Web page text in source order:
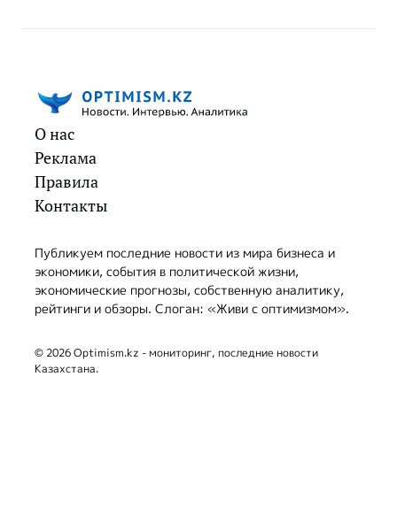
О нас
Реклама
Правила
Контакты
Публикуем последние новости из мира бизнеса и
экономики, события в политической жизни,
экономические прогнозы, собственную аналитику,
рейтинги и обзоры. Слоган: «Живи с оптимизмом».
© 2026 Optimism.kz - мониторинг, последние новости
Казахстана.